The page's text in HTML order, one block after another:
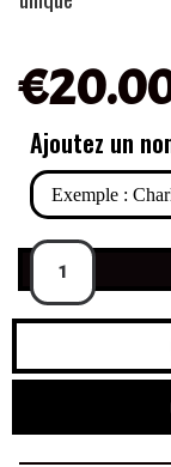
€
Ajoutez un